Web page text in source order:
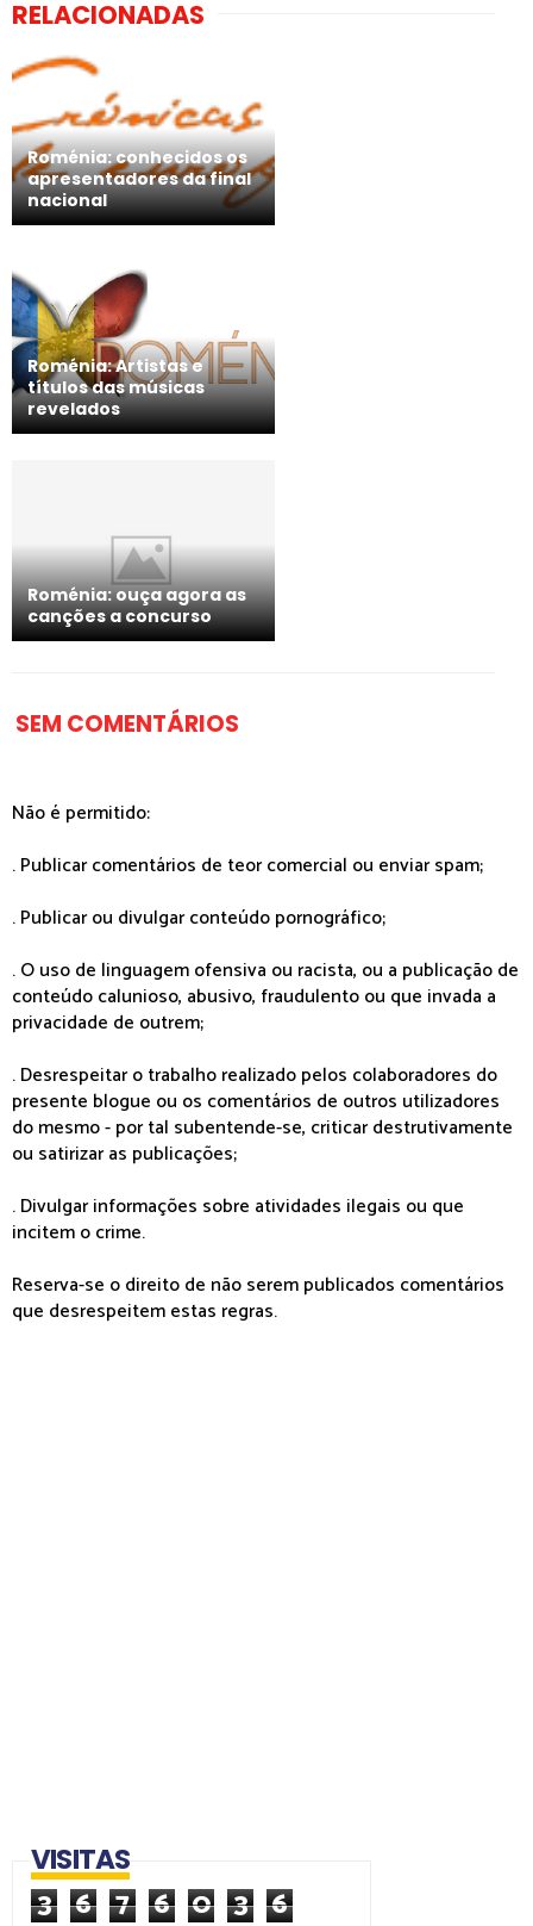
RELACIONADAS
Roménia: conhecidos os
apresentadores da final
nacional
Roménia: Artistas e
títulos das músicas
revelados
Roménia: ouça agora as
canções a concurso
SEM COMENTÁRIOS
Não é permitido:
. Publicar comentários de teor comercial ou enviar spam;
. Publicar ou divulgar conteúdo pornográfico;
. O uso de linguagem ofensiva ou racista, ou a publicação de
conteúdo calunioso, abusivo, fraudulento ou que invada a
privacidade de outrem;
. Desrespeitar o trabalho realizado pelos colaboradores do
presente blogue ou os comentários de outros utilizadores
do mesmo - por tal subentende-se, criticar destrutivamente
ou satirizar as publicações;
. Divulgar informações sobre atividades ilegais ou que
incitem o crime.
Reserva-se o direito de não serem publicados comentários
que desrespeitem estas regras.
VISITAS
3 6 7 6 0 3 6